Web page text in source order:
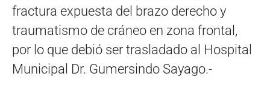
fractura expuesta del brazo derecho y
traumatismo de cráneo en zona frontal,
por lo que debió ser trasladado al Hospital
Municipal Dr. Gumersindo Sayago.-